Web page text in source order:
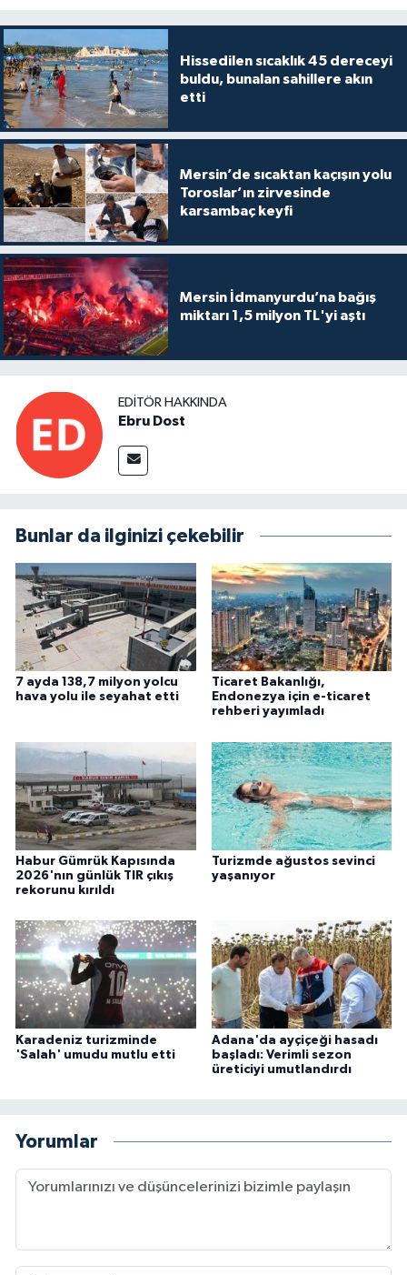
Hissedilen sıcaklık 45 dereceyi
buldu, bunalan sahillere akın
etti
Mersin’de sıcaktan kaçışın yolu
Toroslar’ın zirvesinde
karsambaç keyfi
Mersin İdmanyurdu’na bağış
miktarı 1,5 milyon TL'yi aştı
EDITÖR HAKKINDA
Ebru Dost
Bunlar da ilginizi çekebilir
7 ayda 138,7 milyon yolcu
hava yolu ile seyahat etti
Ticaret Bakanlığı,
Endonezya için e-ticaret
rehberi yayımladı
Habur Gümrük Kapısında
2026'nın günlük TIR çıkış
rekorunu kırıldı
Turizmde ağustos sevinci
yaşanıyor
Karadeniz turizminde
'Salah' umudu mutlu etti
Adana'da ayçiçeği hasadı
başladı: Verimli sezon
üreticiyi umutlandırdı
Yorumlar